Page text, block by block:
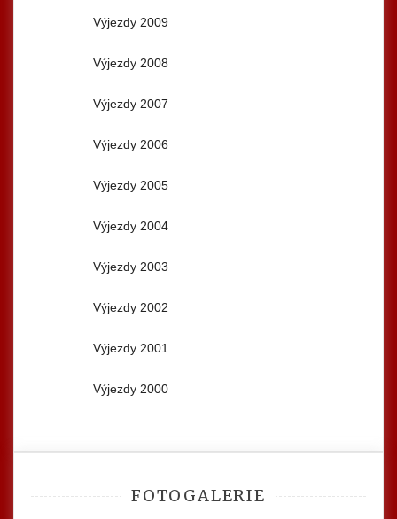
Výjezdy 2009
Výjezdy 2008
Výjezdy 2007
Výjezdy 2006
Výjezdy 2005
Výjezdy 2004
Výjezdy 2003
Výjezdy 2002
Výjezdy 2001
Výjezdy 2000
FOTOGALERIE